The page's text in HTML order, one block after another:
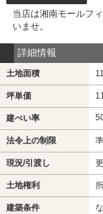
当店は湘南モールフ
いませ。
詳細情報
土地面積
坪単価
建ぺい率
法令上の制限
現況/引渡し
土地権利
建築条件